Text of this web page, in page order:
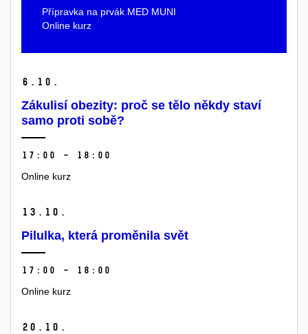
Přípravka na prvák MED MUNI
Online kurz
6. 10.
Zákulisí obezity: proč se tělo někdy staví
samo proti sobě?
17:00 – 18:00
Online kurz
13. 10.
Pilulka, která proměnila svět
17:00 – 18:00
Online kurz
20. 10.